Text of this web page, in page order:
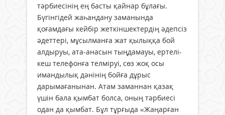
тәрбиесінің ең басты қайнар бұлағы.
Бүгінгідей жаһандану заманында
қоғамдағы кейбір жеткіншектердің әдепсіз
әдеттері, мұсылманға жат қылыққа бой
алдыруы, ата-анасын тыңдамауы, ертелі-
кеш телефонға телміруі, сөз жоқ осы
имандылық дәнінің бойға дұрыс
дарымағанынан. Атам заманнан қазақ
үшін бала қымбат болса, оның тәрбиесі
одан да қымбат. Бұл тұрғыда «Жаңарған